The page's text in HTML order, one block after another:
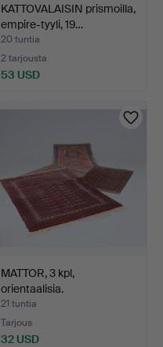
KATTOVALAISIN prismoilla,
empire-tyyli, 19…
20 tuntia
2 tarjousta
53 USD
MATTOR, 3 kpl,
orientaalisia.
21 tuntia
Tarjous
32 USD